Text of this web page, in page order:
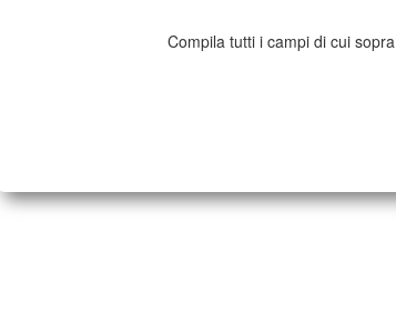
Compila tutti i campi di cui sopra